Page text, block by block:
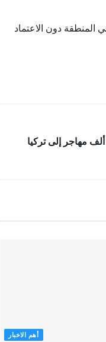
دون الاعتماد
أردوغان: منعنا دخول 143 ألف مهاجر إلى تركيا
أهم الاخبار